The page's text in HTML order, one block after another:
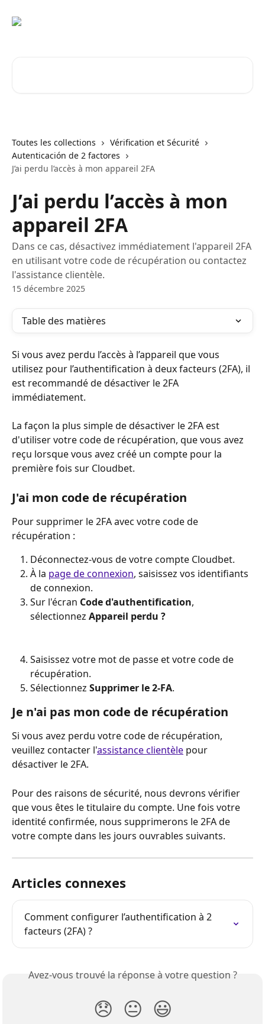
Toutes les collections
Vérification et Sécurité
Autenticación de 2 factores
J’ai perdu l’accès à mon appareil 2FA
J’ai perdu l’accès à mon
appareil 2FA
Dans ce cas, désactivez immédiatement l'appareil 2FA
en utilisant votre code de récupération ou contactez
l'assistance clientèle.
15 décembre 2025
Table des matières
Si vous avez perdu l’accès à l’appareil que vous
utilisez pour l’authentification à deux facteurs (2FA), il
est recommandé de désactiver le 2FA
immédiatement.
La façon la plus simple de désactiver le 2FA est
d'utiliser votre code de récupération, que vous avez
reçu lorsque vous avez créé un compte pour la
première fois sur Cloudbet.
J'ai mon code de récupération
Pour supprimer le 2FA avec votre code de
récupération :
Déconnectez-vous de votre compte Cloudbet.
À la page de connexion, saisissez vos identifiants
de connexion.
Sur l'écran Code d'authentification,
sélectionnez Appareil perdu ?
Saisissez votre mot de passe et votre code de
récupération.
Sélectionnez Supprimer le 2-FA.
Je n'ai pas mon code de récupération
Si vous avez perdu votre code de récupération,
veuillez contacter l'assistance clientèle pour
désactiver le 2FA.
Pour des raisons de sécurité, nous devrons vérifier
que vous êtes le titulaire du compte. Une fois votre
identité confirmée, nous supprimerons le 2FA de
votre compte dans les jours ouvrables suivants.
Articles connexes
Comment configurer l’authentification à 2
facteurs (2FA) ?
Avez-vous trouvé la réponse à votre question ?
😞 😐 😃